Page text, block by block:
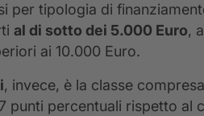
per tipologia di
al di sotto dei 5.000 Euro,
ai 10.000 Euro.
, invece, è la classe compresa
punti percentuali rispetto al